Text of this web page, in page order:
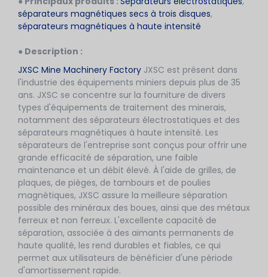
séparateurs magnétiques secs à trois disques,
séparateurs magnétiques à haute intensité
● Description :
JXSC Mine Machinery Factory JXSC est présent dans
l'industrie des équipements miniers depuis plus de 35
ans. JXSC se concentre sur la fourniture de divers
types d'équipements de traitement des minerais,
notamment des séparateurs électrostatiques et des
séparateurs magnétiques à haute intensité. Les
séparateurs de l'entreprise sont conçus pour offrir une
grande efficacité de séparation, une faible
maintenance et un débit élevé. À l'aide de grilles, de
plaques, de pièges, de tambours et de poulies
magnétiques, JXSC assure la meilleure séparation
possible des minéraux des boues, ainsi que des métaux
ferreux et non ferreux. L'excellente capacité de
séparation, associée à des aimants permanents de
haute qualité, les rend durables et fiables, ce qui
permet aux utilisateurs de bénéficier d'une période
d'amortissement rapide.